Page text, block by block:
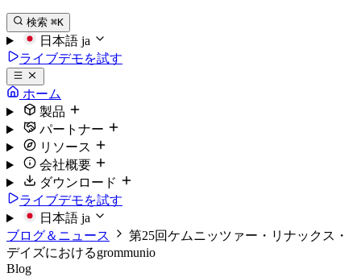
検索 ⌘K
日本語 ja
ライブデモを試す
ホーム
製品
パートナー
リソース
会社概要
ダウンロード
ライブデモを試す
日本語 ja
ブログ＆ニュース
第25回ケムニッツァー・リナックス・
デイズにおけるgrommunio
Blog